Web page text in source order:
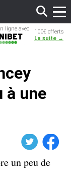
Dennis
découvrira-t-il
ligne avec
100€ offerts
La suite →
à une
Facebook
un peu de